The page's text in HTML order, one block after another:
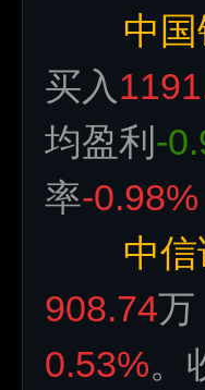
中
买入
均盈利 -
率-0.98%
中
908.74万
0.53%。